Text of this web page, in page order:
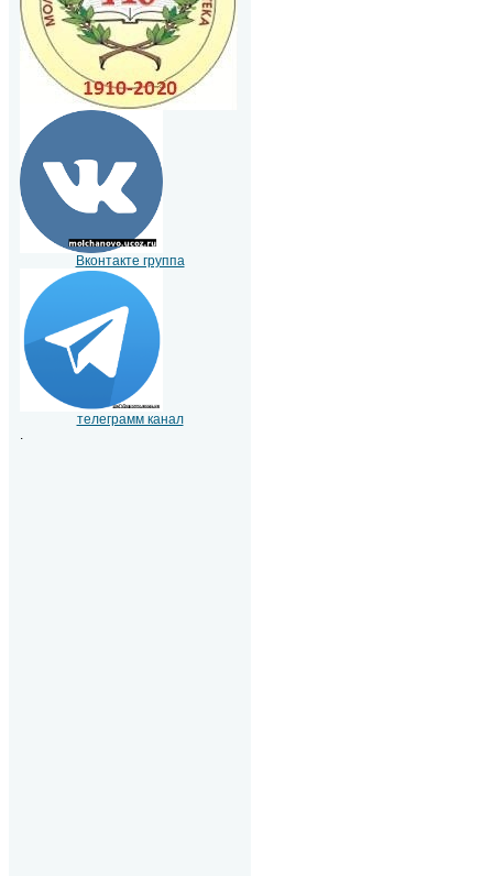
Вконтакте группа
телеграмм канал
.